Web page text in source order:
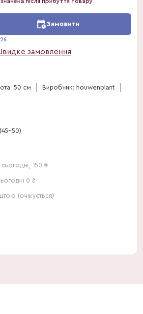
Замовити
замовлення
50 см
Виробник: houwenplant
50)
сьогодні 150 ₴
0 ₴
(очікується)